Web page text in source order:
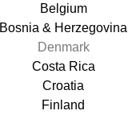
Belgium
Bosnia & Herzegovina
Denmark
Costa Rica
Croatia
Finland